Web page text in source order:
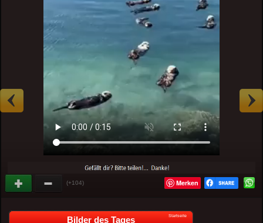
(+104) Merken
Bilder des Tages Startseite